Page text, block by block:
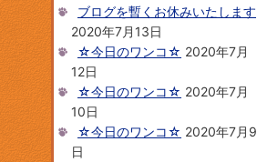
ブログを暫くお休みいたします
2020年7月13日
☆今日のワンコ☆ 2020年7月
12日
☆今日のワンコ☆ 2020年7月
10日
☆今日のワンコ☆ 2020年7月9
日